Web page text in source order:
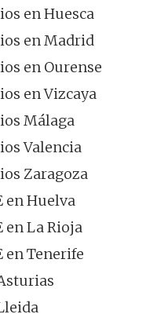
en Huesca
en Madrid
en Ourense
en Vizcaya
Málaga
Valencia
Zaragoza
en Huelva
en La Rioja
en Tenerife